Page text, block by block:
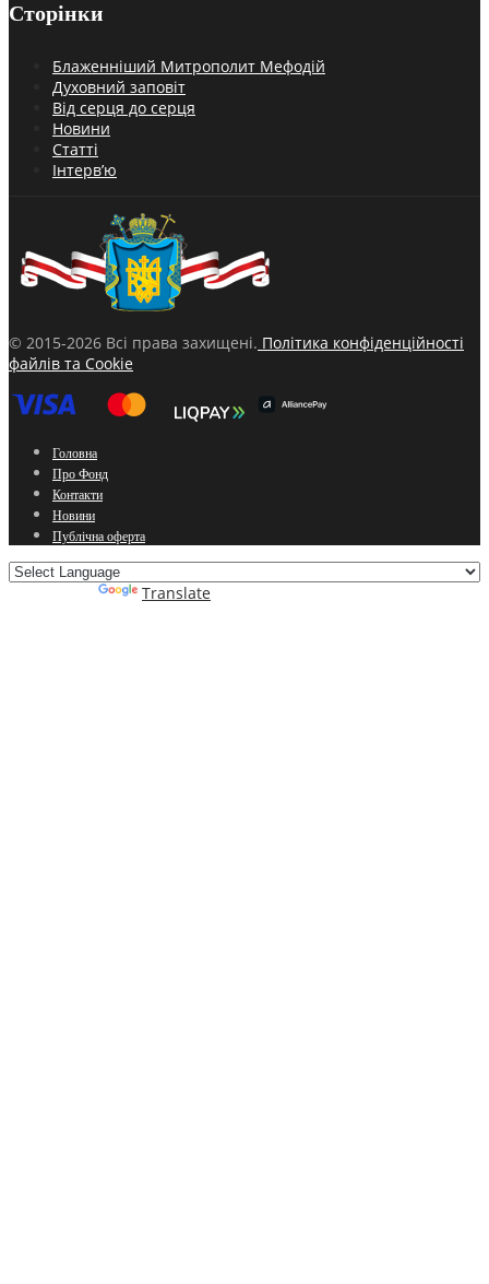
Сторінки
Блаженніший Митрополит Мефодій
Духовний заповіт
Від серця до серця
Новини
Статті
Інтерв’ю
© 2015-2026 Всі права захищені. Політика конфіденційності
файлів та Cookie
Головна
Про Фонд
Контакти
Новини
Публічна оферта
Translate